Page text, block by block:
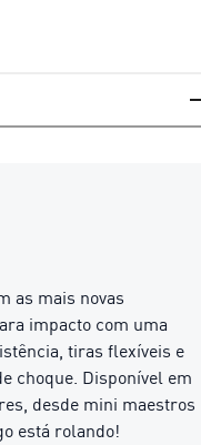
as mais novas
impacto com uma
tiras flexíveis e
choque. Disponível em
desde mini maestros
está rolando!